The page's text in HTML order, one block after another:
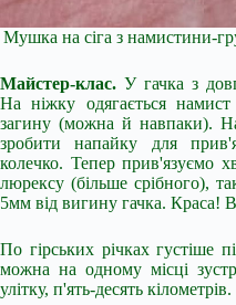
Мушка на сіга з намистини-
Майстер-клас. У гачка з
На ніжку одягається
загину (можна й навпаки).
зробити напайку для
колечко. Тепер прив'язуємо
люрексу (більше срібного),
5мм від вигину гачка. Краса!
По гірських річках густіше
можна на одному місці
улітку, п'ять-десять кілометрів.